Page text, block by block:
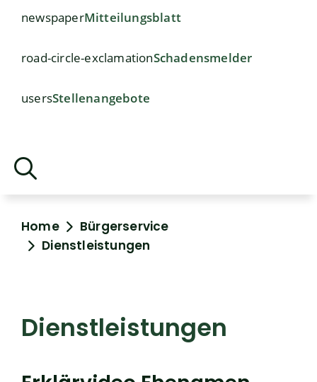
newspaperMitteilungsblatt
road-circle-exclamationSchadensmelder
usersStellenangebote
Home
Bürgerservice
Dienstleistungen
Dienstleistungen